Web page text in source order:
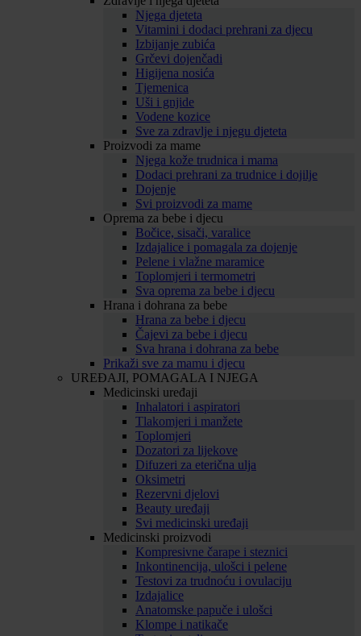
Njega djeteta
Vitamini i dodaci prehrani za djecu
Izbijanje zubića
Grčevi dojenčadi
Higijena nosića
Tjemenica
Uši i gnjide
Vodene kozice
Sve za zdravlje i njegu djeteta
Proizvodi za mame
Njega kože trudnica i mama
Dodaci prehrani za trudnice i dojilje
Dojenje
Svi proizvodi za mame
Oprema za bebe i djecu
Bočice, sisači, varalice
Izdajalice i pomagala za dojenje
Pelene i vlažne maramice
Toplomjeri i termometri
Sva oprema za bebe i djecu
Hrana i dohrana za bebe
Hrana za bebe i djecu
Čajevi za bebe i djecu
Sva hrana i dohrana za bebe
Prikaži sve za mamu i djecu
UREĐAJI, POMAGALA I NJEGA
Medicinski uređaji
Inhalatori i aspiratori
Tlakomjeri i manžete
Toplomjeri
Dozatori za lijekove
Difuzeri za eterična ulja
Oksimetri
Rezervni djelovi
Beauty uređaji
Svi medicinski uređaji
Medicinski proizvodi
Kompresivne čarape i steznici
Inkontinencija, ulošci i pelene
Testovi za trudnoću i ovulaciju
Izdajalice
Anatomske papuče i ulošci
Klompe i natikače